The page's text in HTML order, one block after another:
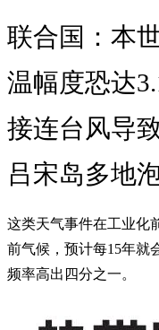
联合国：本
温幅度恐达
接连台风导
吕宋岛多地
这类天气事件在工业化
前气候，预计每15年就
频率高出四分之一。